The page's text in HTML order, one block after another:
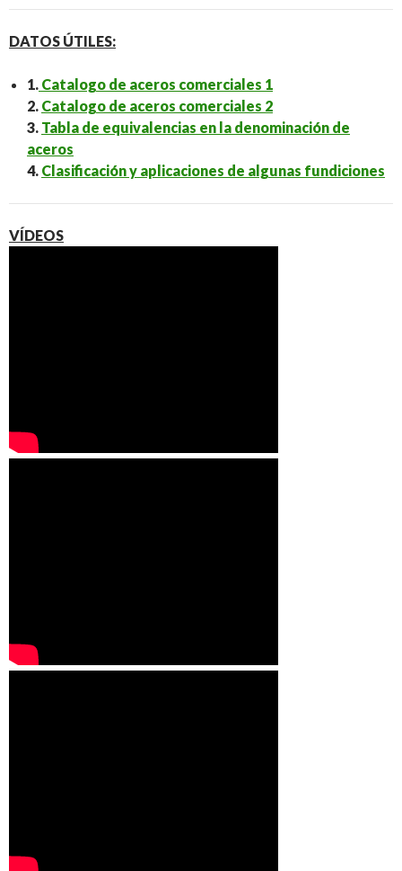
DATOS ÚTILES:
1. Catalogo de aceros comerciales 1
2. Catalogo de aceros comerciales 2
3. Tabla de equivalencias en la denominación de
aceros
4. Clasificación y aplicaciones de algunas fundiciones
VÍDEOS